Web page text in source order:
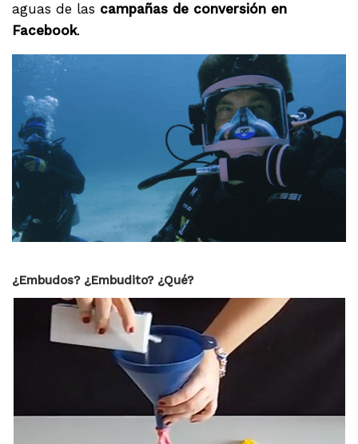
aguas de las campañas de conversión en
Facebook.
¿Embudos? ¿Embudito? ¿Qué?